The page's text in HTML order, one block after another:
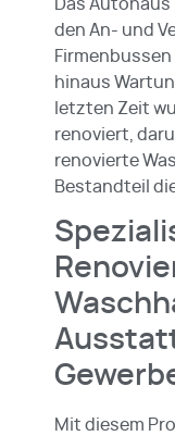
Das
den An- und
hinaus
letzten Zeit
renoviert,
renovierte
Bestandteil
Mit diesem